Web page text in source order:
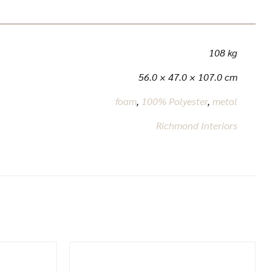
108 kg
56.0 × 47.0 × 107.0 cm
foam, 100% Polyester, metal
Richmond Interiors